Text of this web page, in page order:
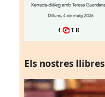
Els nostres llibres